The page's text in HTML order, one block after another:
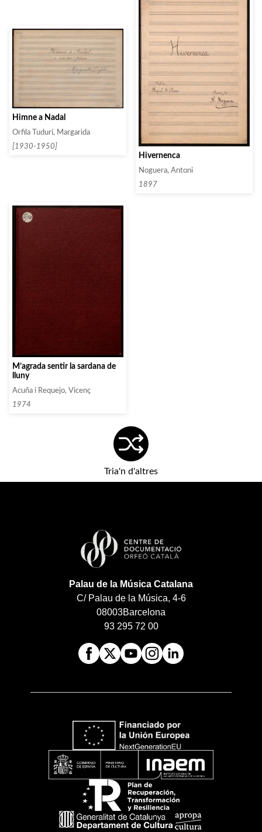
Himne a Nadal
Orfila Tudurí, Margarida
[1930-1950]
Hivernenca
Noguera, Antoni
1897
M’agrada sentir la sardana de
lluny
Acuña i Requejo, Vicenç
1974
Tria'n d'altres
Palau de la Música Catalana
C/ Palau de la Música, 4-6
08003Barcelona
93 295 72 00